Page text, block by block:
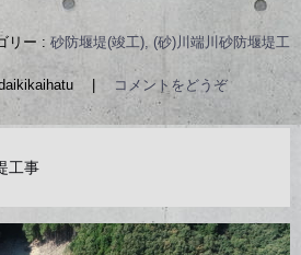
リー : 砂防堰堤(竣工), (砂)川端川砂防堰堤工
コメントをどうぞ
工事